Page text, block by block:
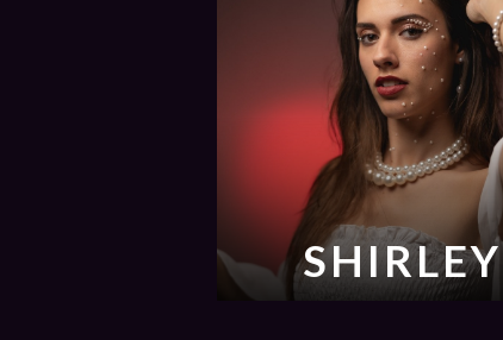
SHIRLEY